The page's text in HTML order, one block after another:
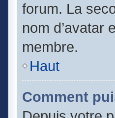
forum. La
nom d’avatar
membre.
Haut
Comment